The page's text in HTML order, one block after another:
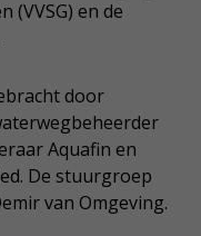
(VVSG) en de
door
Aquafin en
De stuurgroep
van Omgeving.